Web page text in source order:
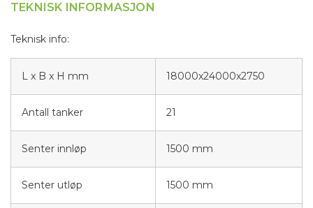
TEKNISK INFORMASJON
Teknisk info:
L x B x H mm 18000x24000x2750
Antall tanker 21
Senter innløp 1500 mm
Senter utløp 1500 mm